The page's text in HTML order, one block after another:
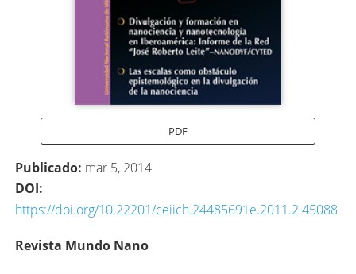
PDF
Publicado: mar 5, 2014
DOI:
https://doi.org/10.22201/ceiich.24485691e.2011.2.45088
Contenido
Revista Mundo Nano